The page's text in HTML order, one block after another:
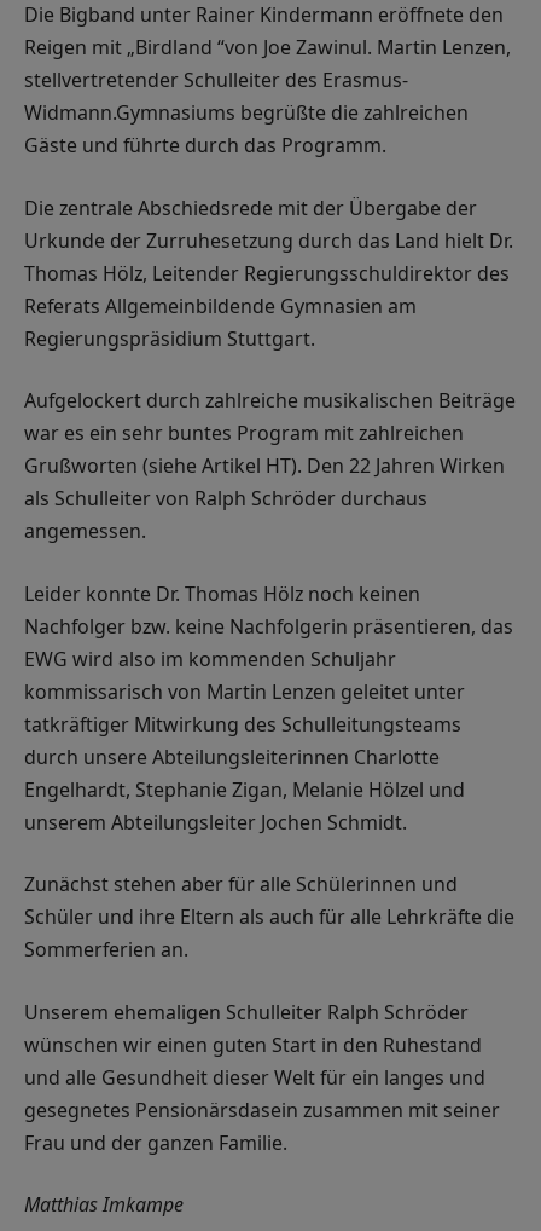
Die Bigband unter Rainer Kindermann eröffnete den
Reigen mit „Birdland “von Joe Zawinul. Martin Lenzen,
stellvertretender Schulleiter des Erasmus-
Widmann.Gymnasiums begrüßte die zahlreichen
Gäste und führte durch das Programm.
Die zentrale Abschiedsrede mit der Übergabe der
Urkunde der Zurruhesetzung durch das Land hielt Dr.
Thomas Hölz, Leitender Regierungsschuldirektor des
Referats Allgemeinbildende Gymnasien am
Regierungspräsidium Stuttgart.
Aufgelockert durch zahlreiche musikalischen Beiträge
war es ein sehr buntes Program mit zahlreichen
Grußworten (siehe Artikel HT). Den 22 Jahren Wirken
als Schulleiter von Ralph Schröder durchaus
angemessen.
Leider konnte Dr. Thomas Hölz noch keinen
Nachfolger bzw. keine Nachfolgerin präsentieren, das
EWG wird also im kommenden Schuljahr
kommissarisch von Martin Lenzen geleitet unter
tatkräftiger Mitwirkung des Schulleitungsteams
durch unsere Abteilungsleiterinnen Charlotte
Engelhardt, Stephanie Zigan, Melanie Hölzel und
unserem Abteilungsleiter Jochen Schmidt.
Zunächst stehen aber für alle Schülerinnen und
Schüler und ihre Eltern als auch für alle Lehrkräfte die
Sommerferien an.
Unserem ehemaligen Schulleiter Ralph Schröder
wünschen wir einen guten Start in den Ruhestand
und alle Gesundheit dieser Welt für ein langes und
gesegnetes Pensionärsdasein zusammen mit seiner
Frau und der ganzen Familie.
Matthias Imkampe